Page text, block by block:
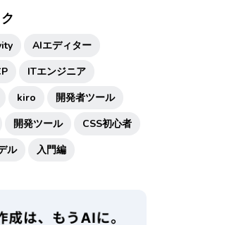
AIエディター
ITエンジニア
kiro
開発者ツール
開発ツール
CSS初心者
ル 入門編